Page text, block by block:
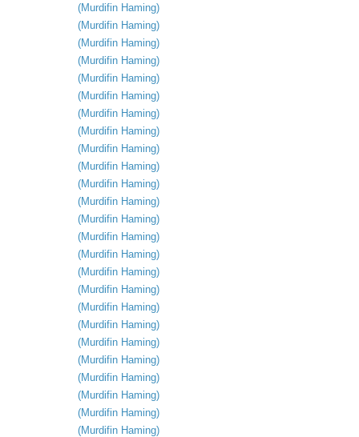
(Murdifin Haming)
(Murdifin Haming)
(Murdifin Haming)
(Murdifin Haming)
(Murdifin Haming)
(Murdifin Haming)
(Murdifin Haming)
(Murdifin Haming)
(Murdifin Haming)
(Murdifin Haming)
(Murdifin Haming)
(Murdifin Haming)
(Murdifin Haming)
(Murdifin Haming)
(Murdifin Haming)
(Murdifin Haming)
(Murdifin Haming)
(Murdifin Haming)
(Murdifin Haming)
(Murdifin Haming)
(Murdifin Haming)
(Murdifin Haming)
(Murdifin Haming)
(Murdifin Haming)
(Murdifin Haming)